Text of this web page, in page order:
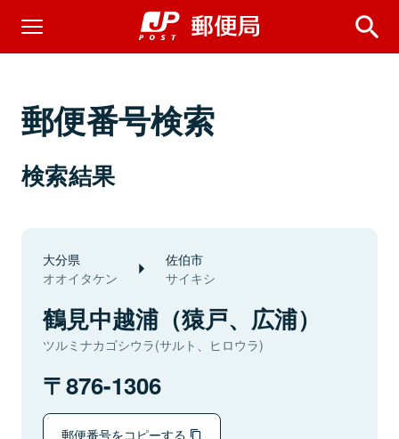
郵便番号検索
検索結果
大分県
オオイタケン
佐伯市
サイキシ
鶴見中越浦（猿戸、広浦）
ツルミナカゴシウラ(サルト、ヒロウラ)
876-1306
郵便番号をコピーする